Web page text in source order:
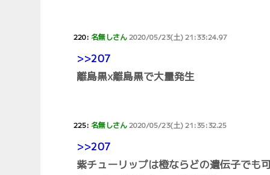
220:名無しさん2020/05/23(土) 21:33:24.97
>>207
離島黒x離島黒で大量発生
225:名無しさん2020/05/23(土) 21:35:32.25
>>207
紫チューリップは橙ならどの遺伝子でも